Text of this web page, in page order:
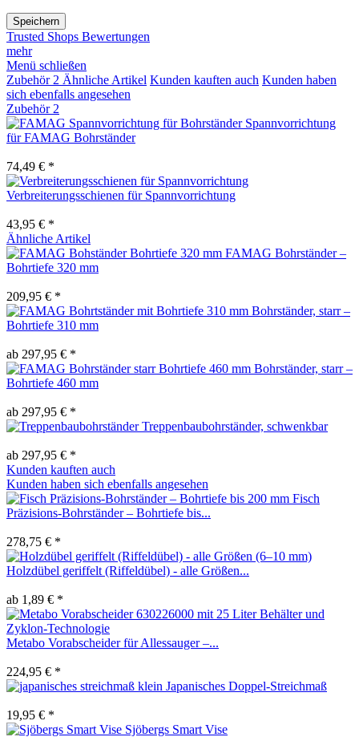
Speichern
Trusted Shops Bewertungen
mehr
Menü schließen
Zubehör 2 Ähnliche Artikel Kunden kauften auch Kunden haben
sich ebenfalls angesehen
Zubehör 2
Spannvorrichtung
für FAMAG Bohrständer
74,49 € *
Verbreiterungsschienen für Spannvorrichtung
43,95 € *
Ähnliche Artikel
FAMAG Bohrständer –
Bohrtiefe 320 mm
209,95 € *
Bohrständer, starr –
Bohrtiefe 310 mm
ab 297,95 € *
Bohrständer, starr –
Bohrtiefe 460 mm
ab 297,95 € *
Treppenbaubohrständer, schwenkbar
ab 297,95 € *
Kunden kauften auch
Kunden haben sich ebenfalls angesehen
Fisch
Präzisions-Bohrständer – Bohrtiefe bis...
278,75 € *
Holzdübel geriffelt (Riffeldübel) - alle Größen...
ab 1,89 € *
Metabo Vorabscheider für Allessauger –...
224,95 € *
Japanisches Doppel-Streichmaß
19,95 € *
Sjöbergs Smart Vise